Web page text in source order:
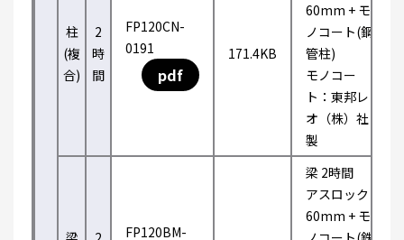
柱
(複
合)
2
時
間
FP120CN-
0191
pdf
171.4KB
60mm + モ
ノコート(鋼
管柱)
モノコー
ト：東邦レ
オ（株）社
製
FP120BM-
梁 2時間
アスロック
60mm + モ